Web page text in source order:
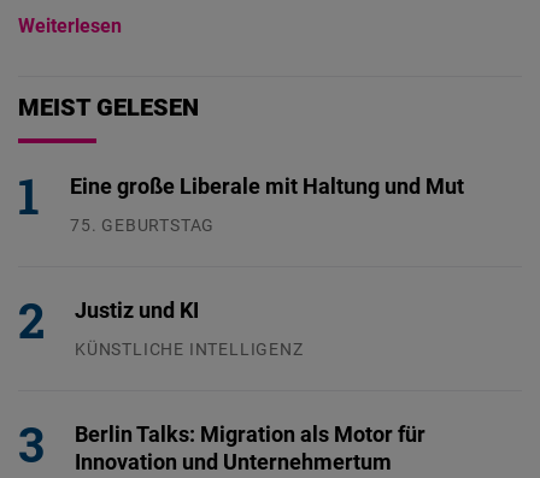
Weiterlesen
MEIST GELESEN
Eine große Liberale mit Haltung und Mut
75. GEBURTSTAG
Justiz und KI
KÜNSTLICHE INTELLIGENZ
Berlin Talks: Migration als Motor für
Innovation und Unternehmertum